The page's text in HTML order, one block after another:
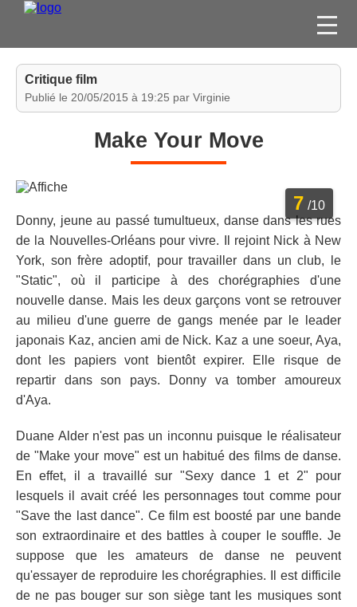
FILMS
JEUX VIDÉO
ESPACE
MEMBRE
Critique film
Publié le 20/05/2015 à 19:25 par Virginie
Make Your Move
7 /10
Donny, jeune au passé tumultueux, danse dans les rues
de la Nouvelles-Orléans pour vivre. Il rejoint Nick à New
York, son frère adoptif, pour travailler dans un club, le
"Static", où il participe à des chorégraphies d'une
nouvelle danse. Mais les deux garçons vont se retrouver
au milieu d'une guerre de gangs menée par le leader
japonais Kaz, ancien ami de Nick. Kaz a une soeur, Aya,
dont les papiers vont bientôt expirer. Elle risque de
repartir dans son pays. Donny va tomber amoureux
d'Aya.
Duane Alder n'est pas un inconnu puisque le réalisateur
de "Make your move" est un habitué des films de danse.
En effet, il a travaillé sur "Sexy dance 1 et 2" pour
lesquels il avait créé les personnages tout comme pour
"Save the last dance". Ce film est boosté par une bande
son extraordinaire et des battles à couper le souffle. Je
suppose que les amateurs de danse ne peuvent
qu'essayer de reproduire les chorégraphies. Il est difficile
de ne pas bouger sur son siège tant les musiques sont